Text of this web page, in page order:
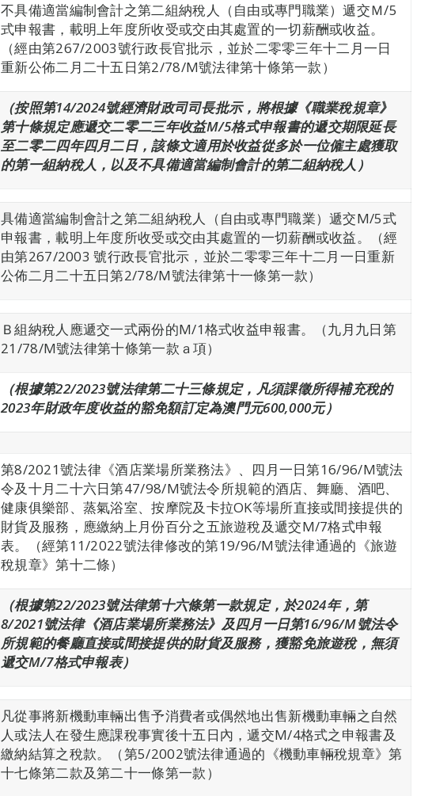
不具備適當編制會計之第二組納稅人（自由或專門職業）遞交Ｍ/5
式申報書，載明上年度所收受或交由其處置的一切薪酬或收益。
（經由第267/2003號行政長官批示，並於二零零三年十二月一日
重新公佈二月二十五日第2/78/M號法律第十條第一款）
（按照第14/2024號經濟財政司司長批示，將根據《職業稅規章》
第十條規定應遞交二零二三年收益M/5格式申報書的遞交期限延長
至二零二四年四月二日，該條文適用於收益從多於一位僱主處獲取
的第一組納稅人，以及不具備適當編制會計的第二組納稅人）
具備適當編制會計之第二組納稅人（自由或專門職業）遞交M/5式
申報書，載明上年度所收受或交由其處置的一切薪酬或收益。（經
由第267/2003 號行政長官批示，並於二零零三年十二月一日重新
公佈二月二十五日第2/78/M號法律第十一條第一款）
Ｂ組納稅人應遞交一式兩份的M/1格式收益申報書。（九月九日第
21/78/M號法律第十條第一款ａ項）
（根據第22/2023號法律第二十三條規定， 凡須課徵所得補充稅的
2023年財政年度收益的豁免額訂定為澳門元600,000元）
第8/2021號法律《酒店業場所業務法》、四月一日第16/96/M號法
令及十月二十六日第47/98/M號法令所規範的酒店、舞廳、酒吧、
健康俱樂部、蒸氣浴室、按摩院及卡拉OK等場所直接或間接提供的
財貨及服務，應繳納上月份百分之五旅遊稅及遞交M/7格式申報
表。（經第11/2022號法律修改的第19/96/M號法律通過的《旅遊
稅規章》第十二條）
（根據第22/2023號法律第十六條第一款規定，於2024年，第
8/2021號法律《酒店業場所業務法》及四月一日第16/96/M號法令
所規範的餐廳直接或間接提供的財貨及服務，獲豁免旅遊稅，無須
遞交M/7格式申報表）
凡從事將新機動車輛出售予消費者或偶然地出售新機動車輛之自然
人或法人在發生應課稅事實後十五日內，遞交M/4格式之申報書及
繳納結算之稅款。（第5/2002號法律通過的《機動車輛稅規章》第
十七條第二款及第二十一條第一款）